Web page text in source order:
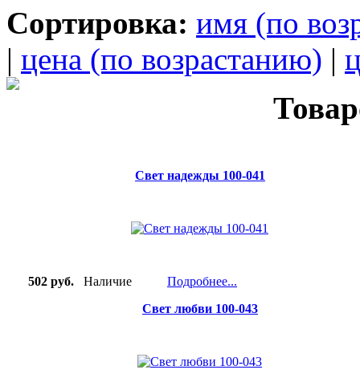
Сортировка: имя (по
| цена (по возрастанию) |
Свет надежды 100-041
502 руб. Наличие
Подробнее...
Свет любви 100-043